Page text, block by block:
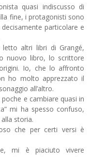
quasi indiscusso di
fine, i protagonisti sono
particolare e
altri libri di Grangé,
nuovo libro, lo scrittore
Io, che lo affronto
ho molto apprezzato il
all’altro.
e cambiare quasi in
mi ha spesso confuso,
storia.
che per certi versi è
mi è piaciuto vivere